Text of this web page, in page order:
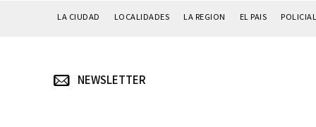
LA CIUDAD LOCALIDADES LA REGION EL PAIS
NEWSLETTER